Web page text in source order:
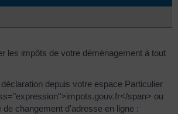
les impôts de votre déménagement à tout
depuis votre espace Particulier
span> ou
de changement d'adresse en ligne :